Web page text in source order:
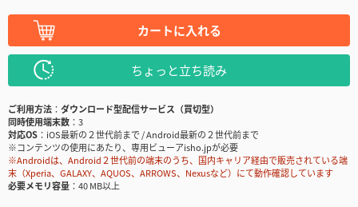
カートに入れる
ちょっと立ち読み
ご利用方法
ダウンロード型配信サービス（買切型）
同時使用端末数
3
対応OS
iOS最新の２世代前まで / Android最新の２世代前まで
※コンテンツの使用にあたり、専用ビューアisho.jpが必要
※Androidは、Android２世代前の端末のうち、国内キャリア経由で販売されている端
末（Xperia、GALAXY、AQUOS、ARROWS、Nexusなど）にて動作確認しています
必要メモリ容量
40 MB以上